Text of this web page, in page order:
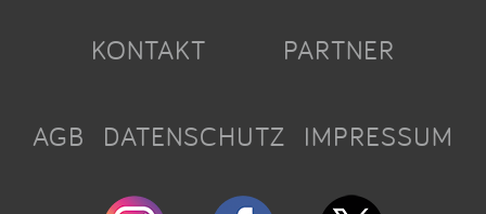
KONTAKT PARTNER
AGB DATENSCHUTZ IMPRESSUM